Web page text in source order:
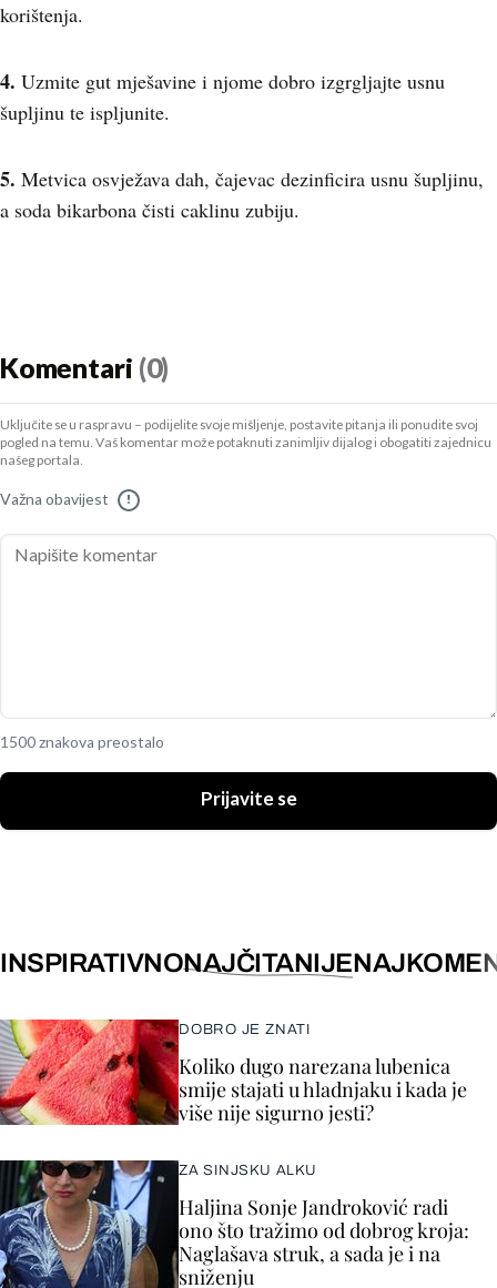
korištenja.
4. Uzmite gut mješavine i njome dobro izgrgljajte usnu
šupljinu te ispljunite.
5. Metvica osvježava dah, čajevac dezinficira usnu šupljinu,
a soda bikarbona čisti caklinu zubiju.
Komentari (0)
Uključite se u raspravu – podijelite svoje mišljenje, postavite pitanja ili ponudite svoj
pogled na temu. Vaš komentar može potaknuti zanimljiv dijalog i obogatiti zajednicu
našeg portala.
Važna obavijest !
1500 znakova preostalo
Prijavite se
INSPIRATIVNONAJČITANIJE
DOBRO JE ZNATI
Koliko dugo narezana lubenica
smije stajati u hladnjaku i kada je
više nije sigurno jesti?
ZA SINJSKU ALKU
Haljina Sonje Jandroković radi
ono što tražimo od dobrog kroja:
Naglašava struk, a sada je i na
sniženju